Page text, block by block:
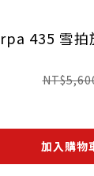
Velbon Sherpa
加入購物